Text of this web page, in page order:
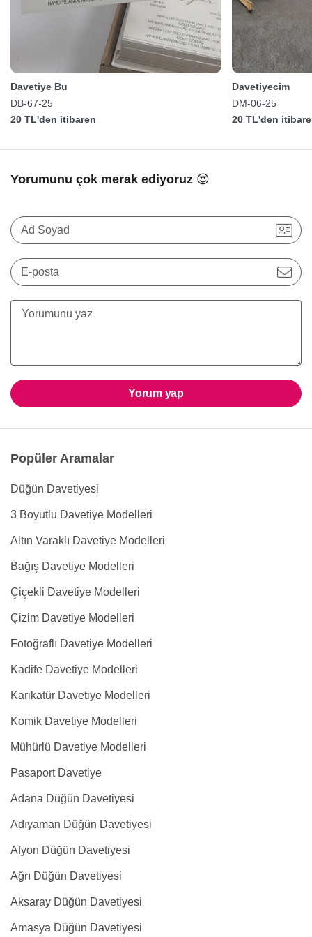
Davetiye Bu
DB-67-25
20 TL'den itibaren
Davetiyecim
DM-06-25
20 TL'den
Yorumunu çok merak ediyoruz 😍
Ad Soyad
E-posta
Yorum yap
Popüler Aramalar
Düğün Davetiyesi
3 Boyutlu Davetiye Modelleri
Altın Varaklı Davetiye Modelleri
Bağış Davetiye Modelleri
Çiçekli Davetiye Modelleri
Çizim Davetiye Modelleri
Fotoğraflı Davetiye Modelleri
Kadife Davetiye Modelleri
Karikatür Davetiye Modelleri
Komik Davetiye Modelleri
Mühürlü Davetiye Modelleri
Pasaport Davetiye
Adana Düğün Davetiyesi
Adıyaman Düğün Davetiyesi
Afyon Düğün Davetiyesi
Ağrı Düğün Davetiyesi
Aksaray Düğün Davetiyesi
Amasya Düğün Davetiyesi